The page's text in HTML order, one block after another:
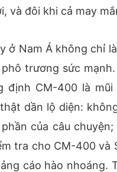
và đôi khi cả may
ở Nam Á không chỉ
trương sức
định CM-400 là
dần lộ diện:
của câu
tra cho CM-400
cáo hào nhoáng.